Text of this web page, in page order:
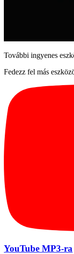
További ingyenes
Fedezz fel más
YouTube MP3-ra